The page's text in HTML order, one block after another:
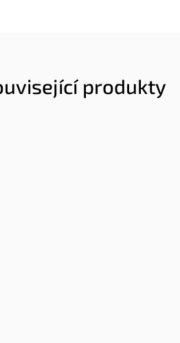
produkty